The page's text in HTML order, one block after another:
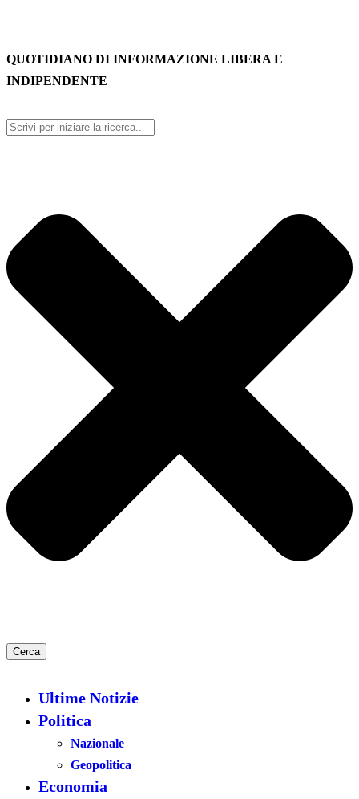
QUOTIDIANO DI INFORMAZIONE LIBERA E
INDIPENDENTE
Cerca
Ultime Notizie
Politica
Nazionale
Geopolitica
Economia